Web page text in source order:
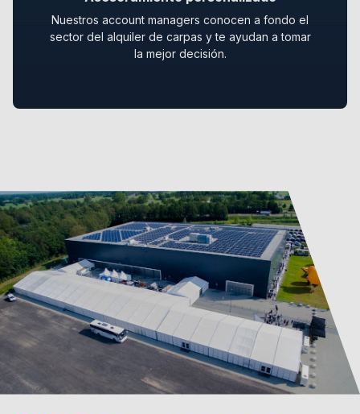
Nuestros account managers conocen a fondo el
sector del alquiler de carpas y te ayudan a tomar
la mejor decisión.